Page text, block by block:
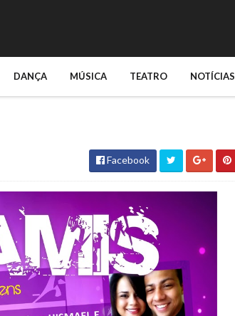
DANÇA MÚSICA TEATRO NOTÍCIAS
Facebook